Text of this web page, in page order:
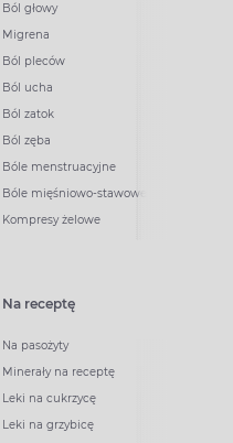
Ból głowy
Migrena
Ból pleców
Ból ucha
Ból zatok
Ból zęba
Bóle menstruacyjne
Bóle mięśniowo-stawowe
Kompresy żelowe
Na receptę
Na pasożyty
Minerały na receptę
Leki na cukrzycę
Leki na grzybicę